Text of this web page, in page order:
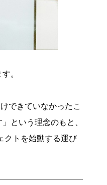
。
できていなかったこ
という理念のもと、
クトを始動する運び